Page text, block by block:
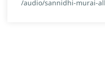
/audio/sannidhi-murai-